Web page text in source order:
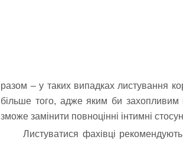
разом – у таких випадках листування
більше того, адже яким би
зможе замінити повноцінні інтимні
Листуватися фахівці